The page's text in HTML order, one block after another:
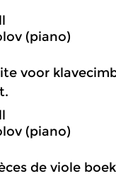
(piano)
voor
(piano)
de viole boek